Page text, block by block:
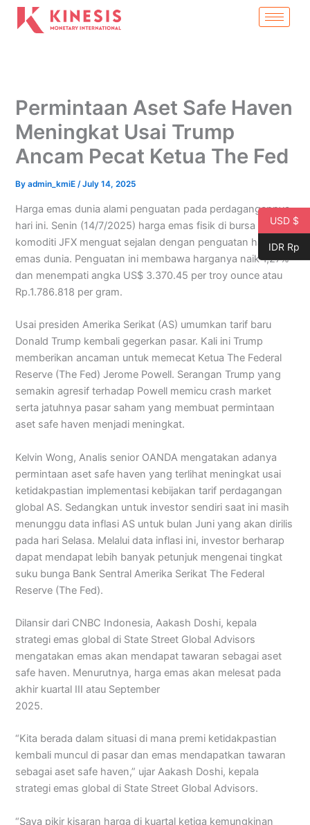
Skip
Permintaan Aset Safe Haven
Meningkat Usai Trump
Ancam Pecat Ketua The Fed
Byadmin_kmiE/July 14, 2025
Harga emas dunia alami penguatan pada perdagangannya
hari ini. Senin (14/7/2025) harga emas fisik di bursa
komoditi JFX menguat sejalan dengan penguatan harga
emas dunia. Penguatan ini membawa harganya naik 1,27%
dan menempati angka US$ 3.370.45 per troy ounce atau
Rp.1.786.818 per gram.
Usai presiden Amerika Serikat (AS) umumkan tarif baru
Donald Trump kembali gegerkan pasar. Kali ini Trump
memberikan ancaman untuk memecat Ketua The Federal
Reserve (The Fed) Jerome Powell. Serangan Trump yang
semakin agresif terhadap Powell memicu crash market
serta jatuhnya pasar saham yang membuat permintaan
aset safe haven menjadi meningkat.
Kelvin Wong, Analis senior OANDA mengatakan adanya
permintaan aset safe haven yang terlihat meningkat usai
ketidakpastian implementasi kebijakan tarif perdagangan
global AS. Sedangkan untuk investor sendiri saat ini masih
menunggu data inflasi AS untuk bulan Juni yang akan dirilis
pada hari Selasa. Melalui data inflasi ini, investor berharap
dapat mendapat lebih banyak petunjuk mengenai tingkat
suku bunga Bank Sentral Amerika Serikat The Federal
Reserve (The Fed).
Dilansir dari CNBC Indonesia, Aakash Doshi, kepala
strategi emas global di State Street Global Advisors
mengatakan emas akan mendapat tawaran sebagai aset
safe haven. Menurutnya, harga emas akan melesat pada
akhir kuartal III atau September
2025.
“Kita berada dalam situasi di mana premi ketidakpastian
kembali muncul di pasar dan emas mendapatkan tawaran
sebagai aset safe haven,” ujar Aakash Doshi, kepala
strategi emas global di State Street Global Advisors.
“Saya pikir kisaran harga di kuartal ketiga kemungkinan
USD $
IDR Rp